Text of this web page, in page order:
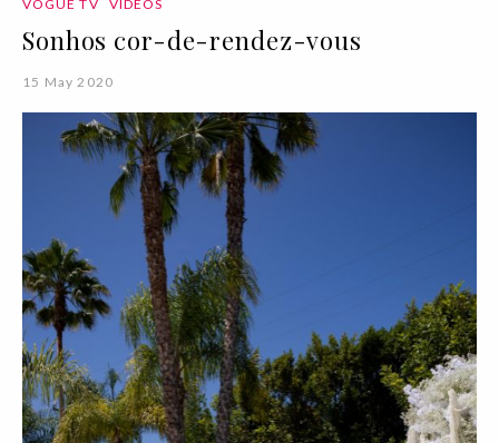
VOGUE TV VÍDEOS
Sonhos cor-de-rendez-vous
15 May 2020